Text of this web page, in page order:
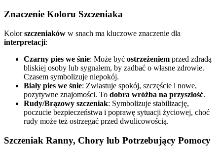
Znaczenie Koloru Szczeniaka
Kolorszczeniaków w snach ma kluczowe znaczenie dla
interpretacji:
Czarny pies we śnie: Może być ostrzeżeniem przed zdradą
bliskiej osoby lub sygnałem, by zadbać o własne zdrowie.
Czasem symbolizuje niepokój.
Biały pies we śnie: Zwiastuje spokój, szczęście i nowe,
pozytywne znajomości. To dobra wróżba na przyszłość.
Rudy/Brązowy szczeniak: Symbolizuje stabilizację,
poczucie bezpieczeństwa i poprawę sytuacji życiowej, choć
rudy może też ostrzegać przed dwulicowością.
Szczeniak Ranny, Chory lub Potrzebujący Pomocy